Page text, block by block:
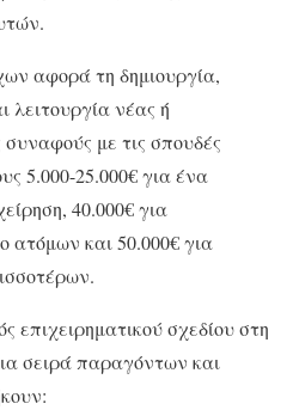
αφορά τη δημιουργία,
λειτουργία νέας ή
με τις σπουδές
5.000-25.000€ για ένα
40.000€ για
ατόμων και 50.000€ για
επιχειρηματικού σχεδίου στη
σειρά παραγόντων και